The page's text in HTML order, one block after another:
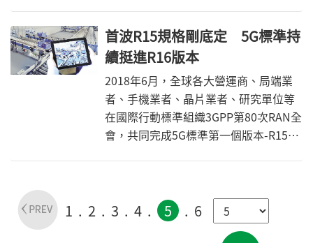
解決這個難題，最後是由Armstrong與
Levy設計出完善的外差法
(Heterodyning)，打開了頻譜中更高頻
率的應用大門，因為把這些高頻率降轉
(Downconverting)至較低的頻率，偵測
元件就能運用當時的技術成功感測。而
heterodyning)程序打開應用大門。因
有限的。
首波R15規格剛底定 5G標準持
續挺進R16版本
2018年6月，全球各大營運商、局端業
者、手機業者、晶片業者、研究單位等
在國際行動標準組織3GPP第80次RAN全
會，共同完成5G標準第一個版本-R15。
部指標要求的完整5G標準。
1 2 3 4 5 6